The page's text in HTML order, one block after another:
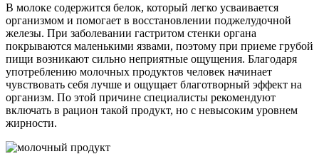
В молоке содержится белок, который легко усваивается
организмом и помогает в восстановлении поджелудочной
железы. При заболевании гастритом стенки органа
покрываются маленькими язвами, поэтому при приеме грубой
пищи возникают сильно неприятные ощущения. Благодаря
употреблению молочных продуктов человек начинает
чувствовать себя лучше и ощущает благотворный эффект на
организм. По этой причине специалисты рекомендуют
включать в рацион такой продукт, но с невысоким уровнем
жирности.